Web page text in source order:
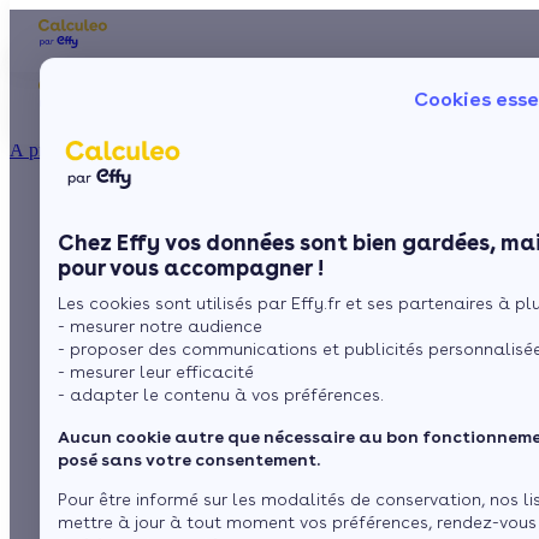
Cookies
Chez Effy vos données sont bien gardées,
pour vous accompagner !
Les cookies sont utilisés par Effy.fr et ses partenaires à
- mesurer notre audience
- proposer des communications et publicités
- mesurer leur efficacité
- adapter le contenu à vos préférences.
Aucun cookie autre que nécessaire au bon
posé sans votre consentement.
Pour être informé sur les modalités de conservation, nos
mettre à jour à tout moment vos préférences, rendez-
À propos
Ma Prime Rénov'
Le chèque énergie
La TVA réduite
L'éco-prêt à taux zéro
Trouver mes aides
Nos conseils
Sol
Fenêtres
Prix du poêle à bois
danois
parL’équipe de rédaction 3 min de lecture
Sommaire
fonctionne-t-il ?
Les critères influençant la définition d’un prix de poêle